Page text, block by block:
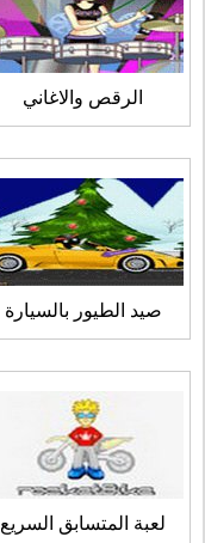
الرقص والاغاني
صيد الطيور بالسيارة
لعبة المتسابق السريع